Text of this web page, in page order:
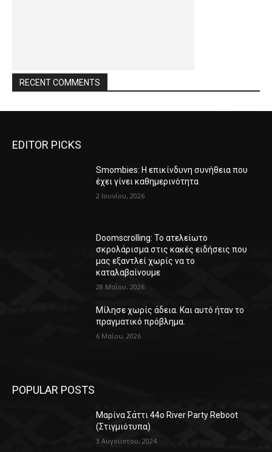
RECENT COMMENTS
EDITOR PICKS
Smombies: Η επικίνδυνη συνήθεια που
έχει γίνει καθημερινότητα
2 Ιουνίου, 2026
Doomscrolling: Το ατελείωτο
σκρολάρισμα στις κακές ειδήσεις που
μας εξαντλεί χωρίς να το
καταλαβαίνουμε
28 Μαΐου, 2026
Μίλησε χωρίς άδεια. Και αυτό ήταν το
πραγματικό πρόβλημα.
6 Μαΐου, 2026
POPULAR POSTS
Μαρίνα Σάττι 44o River Party Reboot
(Στιγμιότυπα)
3 Αυγούστου, 2024